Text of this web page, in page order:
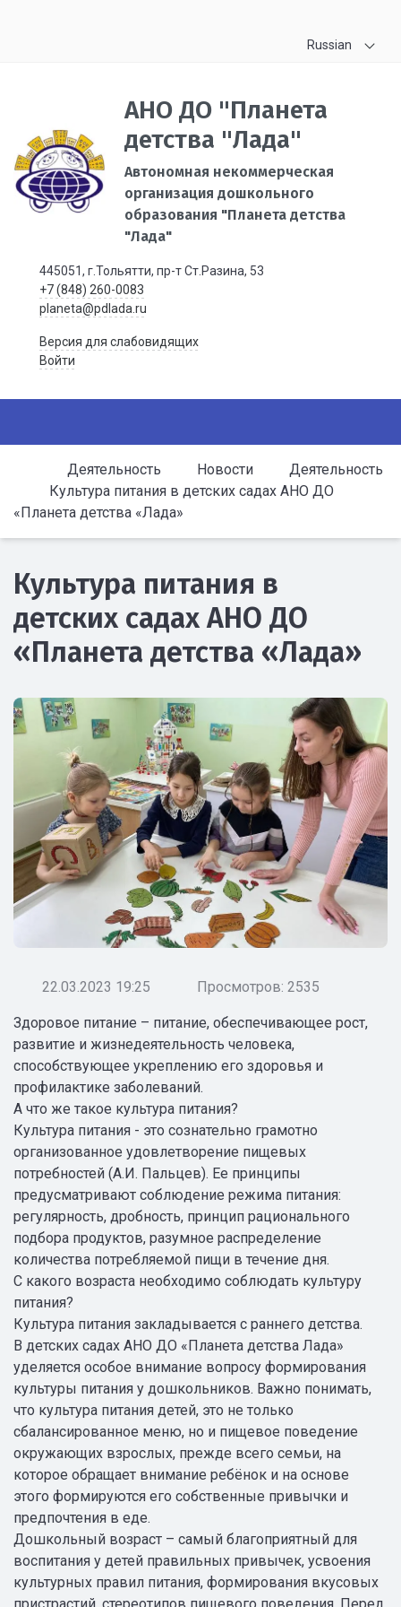
Russian
АНО ДО "Планета
детства "Лада"
Автономная некоммерческая
организация дошкольного
образования "Планета детства
"Лада"
445051, г.Тольятти, пр-т Ст.Разина, 53
+7 (848) 260-0083
planeta@pdlada.ru
Версия для слабовидящих
Войти
Деятельность Новости
Деятельность
Культура питания в детских садах АНО ДО
«Планета детства «Лада»
Культура питания в
детских садах АНО ДО
«Планета детства «Лада»
22.03.2023 19:25 Просмотров: 2535
Здоровое питание – питание, обеспечивающее рост,
развитие и жизнедеятельность человека,
способствующее укреплению его здоровья и
профилактике заболеваний.
А что же такое культура питания?
Культура питания - это сознательно грамотно
организованное удовлетворение пищевых
потребностей (А.И. Пальцев). Ее принципы
предусматривают соблюдение режима питания:
регулярность, дробность, принцип рационального
подбора продуктов, разумное распределение
количества потребляемой пищи в течение дня.
С какого возраста необходимо соблюдать культуру
питания?
Культура питания закладывается с раннего детства.
В детских садах АНО ДО «Планета детства Лада»
уделяется особое внимание вопросу формирования
культуры питания у дошкольников. Важно понимать,
что культура питания детей, это не только
сбалансированное меню, но и пищевое поведение
окружающих взрослых, прежде всего семьи, на
которое обращает внимание ребёнок и на основе
этого формируются его собственные привычки и
предпочтения в еде.
Дошкольный возраст – самый благоприятный для
воспитания у детей правильных привычек, усвоения
культурных правил питания, формирования вкусовых
пристрастий, стереотипов пищевого поведения. Перед